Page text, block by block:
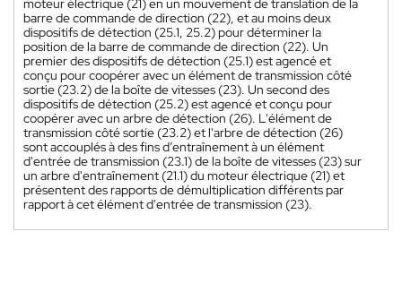
moteur électrique (21) en un mouvement de translation de la
barre de commande de direction (22), et au moins deux
dispositifs de détection (25.1, 25.2) pour déterminer la
position de la barre de commande de direction (22). Un
premier des dispositifs de détection (25.1) est agencé et
conçu pour coopérer avec un élément de transmission côté
sortie (23.2) de la boîte de vitesses (23). Un second des
dispositifs de détection (25.2) est agencé et conçu pour
coopérer avec un arbre de détection (26). L'élément de
transmission côté sortie (23.2) et l'arbre de détection (26)
sont accouplés à des fins d’entraînement à un élément
d'entrée de transmission (23.1) de la boîte de vitesses (23) sur
un arbre d'entraînement (21.1) du moteur électrique (21) et
présentent des rapports de démultiplication différents par
rapport à cet élément d'entrée de transmission (23).